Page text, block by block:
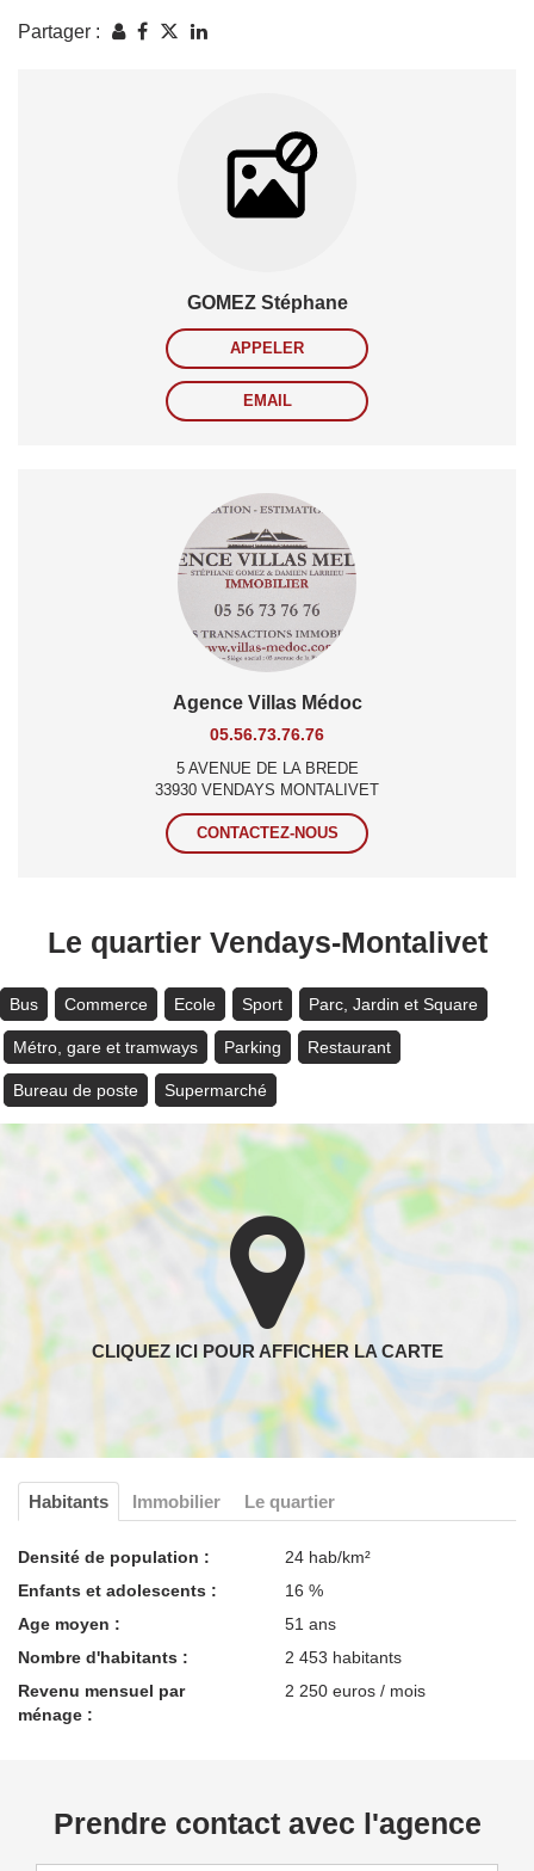
Partager :
GOMEZ Stéphane
APPELER
EMAIL
Agence Villas Médoc
05.56.73.76.76
5 AVENUE DE LA BREDE
33930 VENDAYS MONTALIVET
CONTACTEZ-NOUS
Le quartier Vendays-Montalivet
Bus Commerce Ecole Sport Parc, Jardin et Square
Métro, gare et tramways Parking Restaurant
Bureau de poste Supermarché
Habitants Immobilier Le quartier
Densité de population :
24 hab/km²
Enfants et adolescents :
16 %
Age moyen :
51 ans
Nombre d'habitants :
2 453 habitants
Revenu mensuel par
ménage :
2 250 euros / mois
Prendre contact avec l'agence